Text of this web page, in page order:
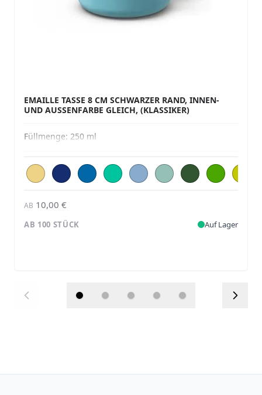
EMAILLE TASSE 8 CM SCHWARZER RAND, INNEN-
UND AUSSENFARBE GLEICH, (KLASSIKER)
Füllmenge: 250 ml
AB 10,00 €
AB 100 STÜCK Auf Lager